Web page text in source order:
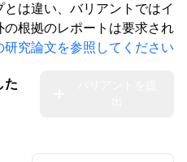
は違い、バリアントではイ
根拠のレポートは要求され
究論文を参照してください
た